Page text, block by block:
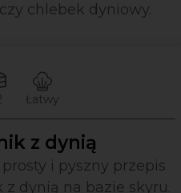
chlebek dyniowy.
Łatwy
z dynią
i pyszny przepis
z dynią na bazie skyru.